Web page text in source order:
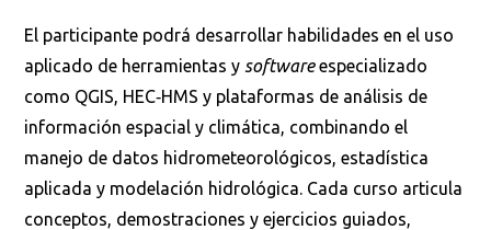
El participante podrá desarrollar habilidades en el uso
aplicado de herramientas y softwareespecializado
como QGIS, HEC‑HMS y plataformas de análisis de
información espacial y climática, combinando el
manejo de datos hidrometeorológicos, estadística
aplicada y modelación hidrológica. Cada curso articula
conceptos, demostraciones y ejercicios guiados,